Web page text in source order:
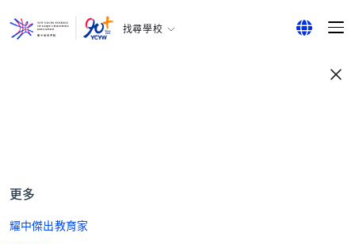
找尋學校
更多
耀中傑出教育家